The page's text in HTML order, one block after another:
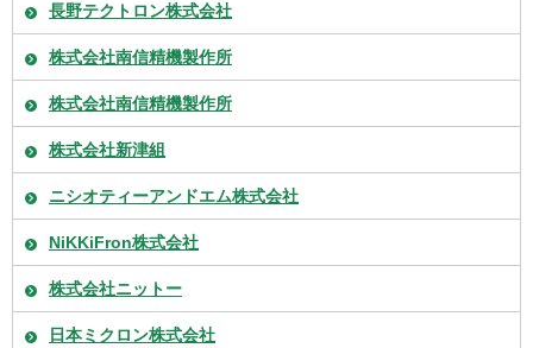
長野テクトロン株式会社
株式会社南信精機製作所
株式会社南信精機製作所
株式会社新津組
ニシオティーアンドエム株式会社
NiKKiFron株式会社
株式会社ニットー
日本ミクロン株式会社